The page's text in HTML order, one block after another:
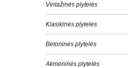
Vintažinės plytelės
Klasikinės plytelės
Betoninės plytelės
Akmeninės plytelės